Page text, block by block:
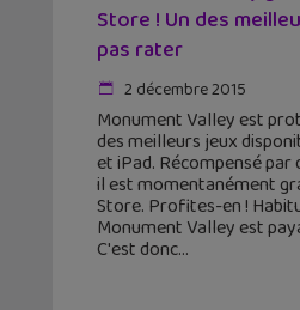
Store ! Un des
pas rater
2 décembre 2015
Monument Valley est
des meilleurs jeux
et iPad. Récompensé
il est momentanément
Store. Profites-en !
Monument Valley est
C'est donc